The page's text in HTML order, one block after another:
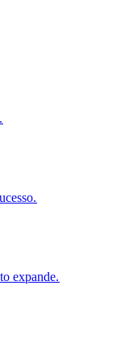
expande.​​